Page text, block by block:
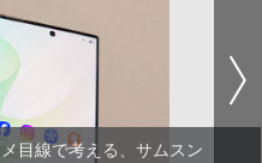
目線で考える、サムスン